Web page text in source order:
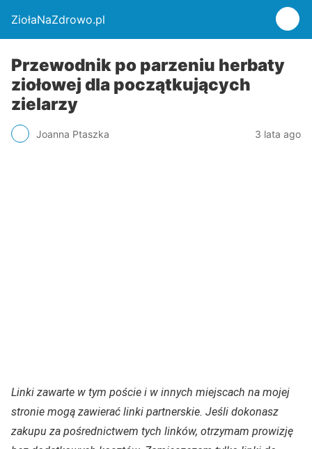
ZiołaNaZdrowo.pl
Przewodnik po parzeniu herbaty
ziołowej dla początkujących
zielarzy
Joanna Ptaszka 3 lata ago
Linki zawarte w tym poście i w innych miejscach na mojej
stronie mogą zawierać linki partnerskie. Jeśli dokonasz
zakupu za pośrednictwem tych linków, otrzymam prowizję